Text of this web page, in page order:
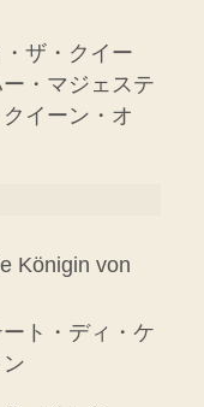
ザ・クイー
・マジェステ
イーン・オ
Königin von
ト・ディ・ケ